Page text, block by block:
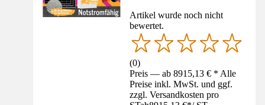
Artikel wurde noch nicht
bewertet.
(0)
Preis — ab 8915,13 € * Alle
Preise inkl. MwSt. und ggf.
zzgl. Versandkosten pro